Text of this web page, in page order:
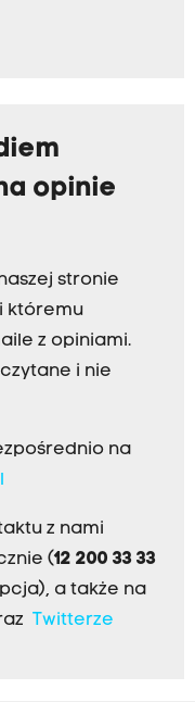
opinie
stronie
któremu
z opiniami.
i nie
na
z nami
(12 200 33 33
a także na
Twitterze